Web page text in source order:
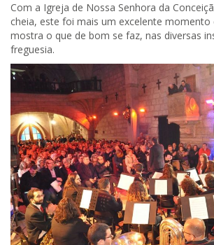
Com a Igreja de Nossa Senhora da
cheia, este foi mais um excelente momento
mostra o que de bom se faz, nas diversas
freguesia.